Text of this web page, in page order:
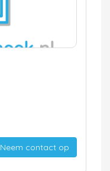
Neem contact op